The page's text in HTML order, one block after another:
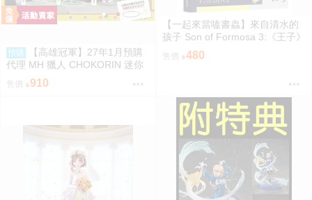
預購
【高雄冠軍】27年1月預購
代理 MH 獵人 CHOKORIN 迷你
玩偶收藏集 第1彈 中盒6入 免訂
金0813
售價 910
【一起來當嗑書蟲】來自清水的
孩子 Son of Formosa 3:《王子》
售價 480